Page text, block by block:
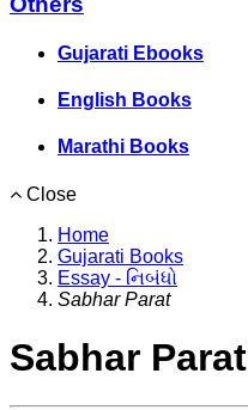
Gujarati Ebooks
English Books
Marathi Books
Close
Home
Gujarati Books
Essay - નિબંધો
Sabhar Parat
Sabhar Parat